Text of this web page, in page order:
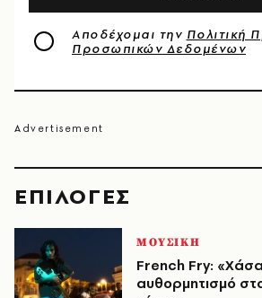
EΠΙΛΟΓΈΣ
ΜΟΥΣΙΚΗ
French Fry:
αυθορμητισμό
Αποδέχομαι την Πολιτική
Προσωπικών Δεδομένων